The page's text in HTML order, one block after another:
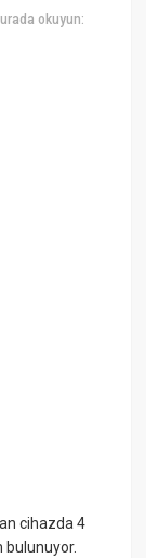
okuyun:
cihazda 4
bulunuyor.